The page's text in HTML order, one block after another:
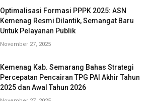
Optimalisasi Formasi PPPK 2025: ASN
Kemenag Resmi Dilantik, Semangat Baru
Untuk Pelayanan Publik
November 27, 2025
Kemenag Kab. Semarang Bahas Strategi
Percepatan Pencairan TPG PAI Akhir Tahun
2025 dan Awal Tahun 2026